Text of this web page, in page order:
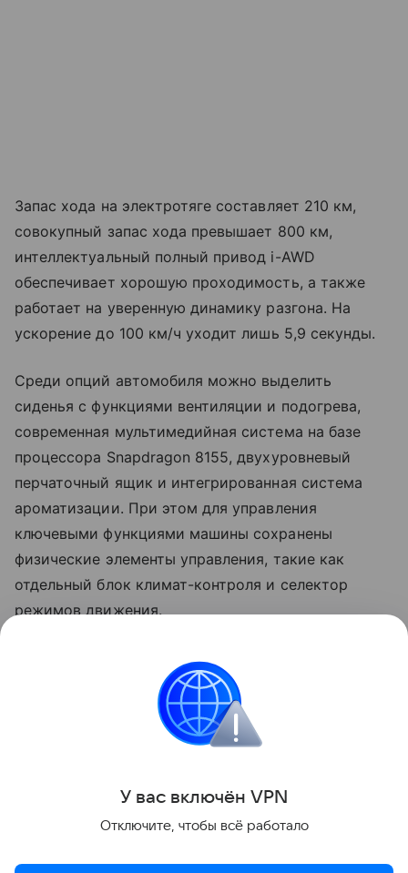
Запас хода на электротяге составляет 210 км,
совокупный запас хода превышает 800 км,
интеллектуальный полный привод i-AWD
обеспечивает хорошую проходимость, а также
работает на уверенную динамику разгона. На
ускорение до 100 км/ч уходит лишь 5,9 секунды.
Среди опций автомобиля можно выделить
сиденья с функциями вентиляции и подогрева,
современная мультимедийная система на базе
процессора Snapdragon 8155, двухуровневый
перчаточный ящик и интегрированная система
ароматизации. При этом для управления
ключевыми функциями машины сохранены
физические элементы управления, такие как
отдельный блок климат-контроля и селектор
режимов движения.
Esteo - совместный бренд российской компании
"АГР" и китайская Defetoo. Это уже четвертый
совместный проект - после Tenet, Tenet Plus и
Поделиться
У вас включён VPN
Отключите, чтобы всё работало